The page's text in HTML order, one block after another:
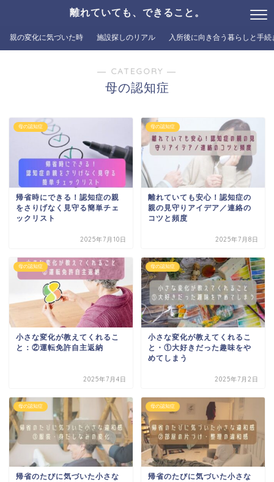
離れていても、できること。
親の変化に気づいた時 施設探しのリアル 入所後に向き合う暮らしと手続
― CATEGORY ―
母の認知症
母の認知症
帰省時にできる！認知症の親
をさりげなく見守る簡単チェ
ックリスト
2025年7月10日
母の認知症
離れていても安心！認知症の
親の見守りアイデア／連絡の
コツと頻度
2025年7月8日
母の認知症
小さな変化が教えてくれるこ
と：②運転免許自主返納
2025年7月4日
母の認知症
小さな変化が教えてくれるこ
と・①大好きだった趣味をや
めてしまう
2025年7月2日
母の認知症
帰省のたびに気づいた小さな
母の認知症
帰省のたびに気づいた小さな